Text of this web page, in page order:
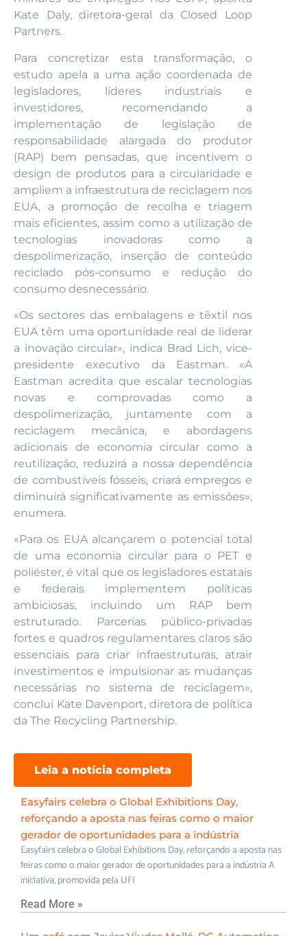
Kate Daly, diretora-geral da Closed Loop
Partners.
Para concretizar esta transformação, o
estudo apela a uma ação coordenada de
legisladores, líderes industriais e
investidores, recomendando a
implementação de legislação de
responsabilidade alargada do produtor
(RAP) bem pensadas, que incentivem o
design de produtos para a circularidade e
ampliem a infraestrutura de reciclagem nos
EUA, a promoção de recolha e triagem
mais eficientes, assim como a utilização de
tecnologias inovadoras como a
despolimerização, inserção de conteúdo
reciclado pós-consumo e redução do
consumo desnecessário.
«Os sectores das embalagens e têxtil nos
EUA têm uma oportunidade real de liderar
a inovação circular», indica Brad Lich, vice-
presidente executivo da Eastman. «A
Eastman acredita que escalar tecnologias
novas e comprovadas como a
despolimerização, juntamente com a
reciclagem mecânica, e abordagens
adicionais de economia circular como a
reutilização, reduzirá a nossa dependência
de combustíveis fósseis, criará empregos e
diminuirá significativamente as emissões»,
enumera.
«Para os EUA alcançarem o potencial total
de uma economia circular para o PET e
poliéster, é vital que os legisladores estatais
e federais implementem políticas
ambiciosas, incluindo um RAP bem
estruturado. Parcerias público-privadas
fortes e quadros regulamentares claros são
essenciais para criar infraestruturas, atrair
investimentos e impulsionar as mudanças
necessárias no sistema de reciclagem»,
conclui Kate Davenport, diretora de política
da The Recycling Partnership.
Leia a notícia completa
Easyfairs celebra o Global Exhibitions Day,
reforçando a aposta nas feiras como o maior
gerador de oportunidades para a indústria
Easyfairs celebra o Global Exhibitions Day, reforçando a aposta nas
feiras como o maior gerador de oportunidades para a indústria A
iniciativa, promovida pela UFI
Read More »